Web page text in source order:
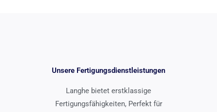
Unsere Fertigungsdienstleistungen
Langhe bietet erstklassige
Fertigungsfähigkeiten, Perfekt für